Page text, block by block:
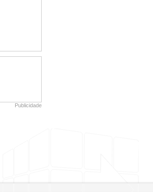
Publicidade